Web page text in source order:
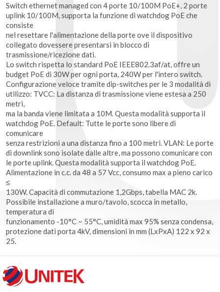
Switch ethernet managed con 4 porte 10/100M PoE+, 2 porte
uplink 10/100M, supporta la funzione di watchdog PoE che
consiste
nel resettare l'alimentazione della porte ove il dispositivo
collegato dovessere presentarsi in blocco di
trasmissione/ricezione dati.
Lo switch rispetta lo standard PoE IEEE802.3af/at, offre un
budget PoE di 30W per ogni porta, 240W per l'intero switch.
Configurazione veloce tramite dip-switches per le 3 modalità di
utilizzo: TVCC: La distanza di trasmissione viene estesa a 250
metri,
ma la banda viene limitata a 10M. Questa modalità supporta il
watchdog PoE. Default: Tutte le porte sono libere di
comunicare
senza restrizioni a una distanza fino a 100 metri. VLAN: Le porte
di downlink sono isolate dalle altre, ma possono comunicare con
le porte uplink. Questa modalità supporta il watchdog PoE.
Alimentazione in c.c. da 48 a 57 Vcc, consumo max a pieno carico
≤
130W. Capacità di commutazione 1,2Gbps, tabella MAC 2k.
Possibile installazione a muro/tavolo, scocca in metallo,
temperatura di
funzionamento -10°C ~ 55°C, umidità max 95% senza condensa,
protezione dati porta 4kV, dimensioni in mm (LxPxA) 122 x 92 x
25.